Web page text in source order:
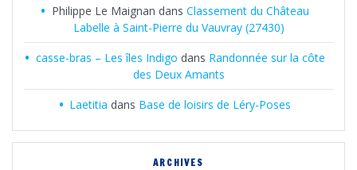
Philippe Le Maignan dans Classement du Château
Labelle à Saint-Pierre du Vauvray (27430)
casse-bras – Les îles Indigo dans Randonnée sur la côte
des Deux Amants
Laetitia dans Base de loisirs de Léry-Poses
ARCHIVES